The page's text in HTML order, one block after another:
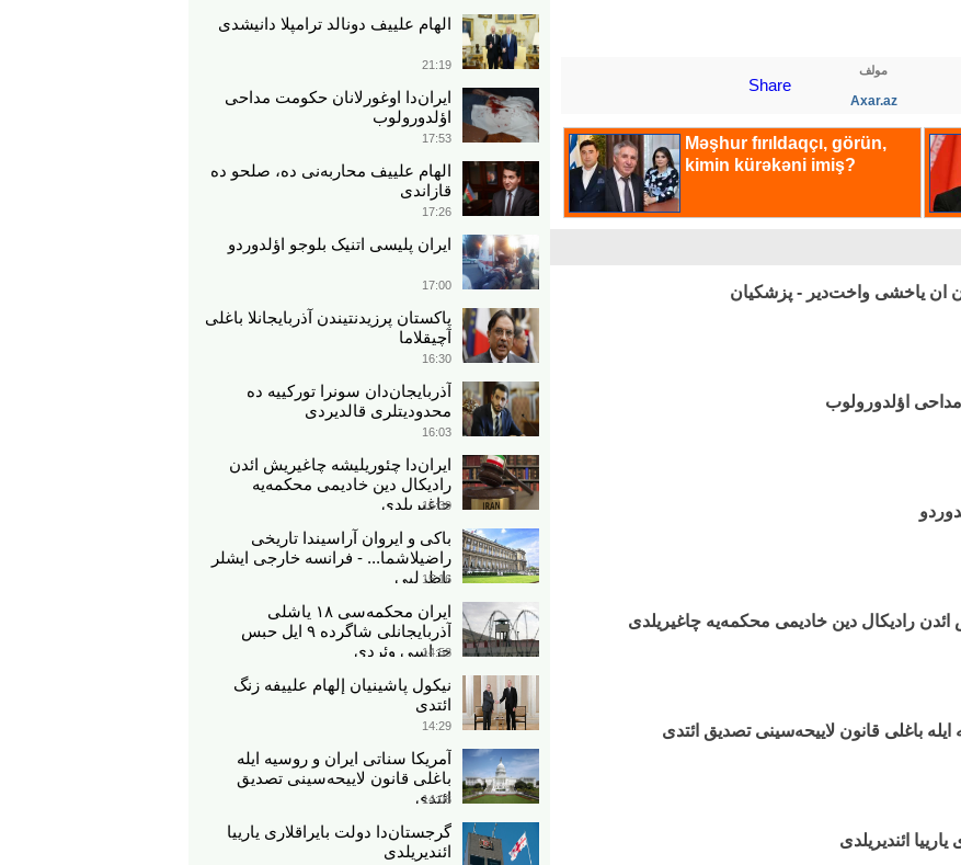
مولف
Axar.az
Share
ان یاخشی واخت‌دیر - پزشکیان
مداحی اؤلدورولوب
ائد‌ن رادیکال دین خادیمی محکمه‌یه چاغیریلدی
ایله باغلی قانون لاییحه‌سینی تصدیق ائتدی
ائندیریلدی
الهام علییف دونالد ترامپلا دانیشدی
21:19
ایران‌دا اوغورلانان حکومت مداحی
اؤلدورولوب
17:53
الهام علییف محاربه‌نی ده، صلحو ده
قازاندی
17:26
ایران پلیسی اتنیک بلوجو اؤلدوردو
17:00
پاکستان پرزیدنتیندن آذربایجانلا باغلی
آچیقلاما
16:30
آذربایجان‌دان سونرا تورکییه ده
محدودیتلری قالدیردی
16:03
ایران‌دا چئوریلیشه چاغیریش ائد‌ن
رادیکال دین خادیمی محکمه‌یه
چاغیریلدی
15:39
باکی و ایروان آراسیندا تاریخی
راضیلاشما... - فرانسه خارجی ایشلر
ناظرلیی
15:16
ایران محکمه‌سی ۱۸ یاشلی
آذربایجانلی شاگرده ۹ ایل حبس
جزاسی وئردی
14:53
نیکول پاشینیان إلهام علييفه زنگ
ائتدی
14:29
آمریکا سناتی ایران و روسیه ایله
باغلی قانون لاییحه‌سینی تصدیق
ائتدی
14:06
گرجستان‌دا دولت بایراقلاری یارییا
ائندیریلدی